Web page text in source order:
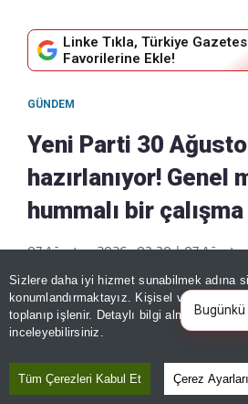
Sizlere daha iyi hizmet sunabilmek adına
konumlandırmaktayız. Kişisel verileriniz,
toplanıp işlenir. Detaylı bilgi almak için
inceleyebilirsiniz.
Tüm Çerezleri Kabul Et Çerez
Linke Tıkla, Türkiye
Favorilerine Ekle!
GÜNDEM
Yeni Parti 30
hazırlanıyor! Genel
hummalı bir
07 Ağustos, 2026 - 03:30 | 07
Bugünkü